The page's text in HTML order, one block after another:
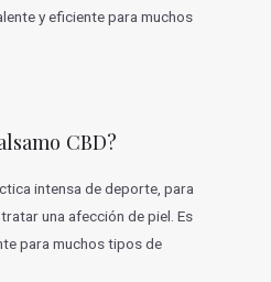
y eficiente para muchos
CBD?
intensa de deporte, para
una afección de piel. Es
para muchos tipos de